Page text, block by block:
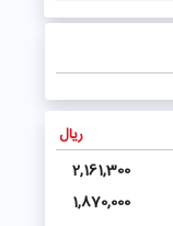
ریال
2,161,300
1,870,000